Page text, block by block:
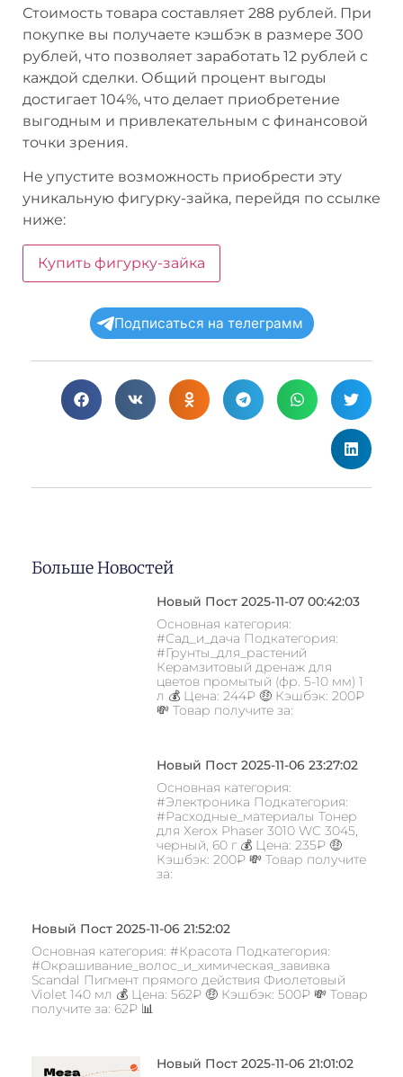
Стоимость товара составляет 288 рублей. При
покупке вы получаете кэшбэк в размере 300
рублей, что позволяет заработать 12 рублей с
каждой сделки. Общий процент выгоды
достигает 104%, что делает приобретение
выгодным и привлекательным с финансовой
точки зрения.
Не упустите возможность приобрести эту
уникальную фигурку-зайка, перейдя по ссылке
ниже:
Купить фигурку-зайка
Подписаться на телеграмм
Больше Новостей
Новый Пост 2025-11-07 00:42:03
Основная категория:
#Сад_и_дача Подкатегория:
#Грунты_для_растений
Керамзитовый дренаж для
цветов промытый (фр. 5-10 мм) 1
л 💰 Цена: 244₽ 🤑 Кэшбэк: 200₽
💸 Товар получите за:
Новый Пост 2025-11-06 23:27:02
Основная категория:
#Электроника Подкатегория:
#Расходные_материалы Тонер
для Xerox Phaser 3010 WC 3045,
черный, 60 г 💰 Цена: 235₽ 🤑
Кэшбэк: 200₽ 💸 Товар получите
за:
Новый Пост 2025-11-06 21:52:02
Основная категория: #Красота Подкатегория:
#Окрашивание_волос_и_химическая_завивка
Scandal Пигмент прямого действия Фиолетовый
Violet 140 мл 💰 Цена: 562₽ 🤑 Кэшбэк: 500₽ 💸 Товар
получите за: 62₽ 📊
Новый Пост 2025-11-06 21:01:02